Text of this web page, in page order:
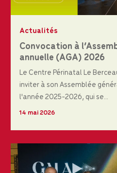
Actualités
Convocation à
annuelle (AGA) 2026
Le Centre Périnatal Le
inviter à son Assemblée
l'année 2025-2026, qui se...
14 mai 2026